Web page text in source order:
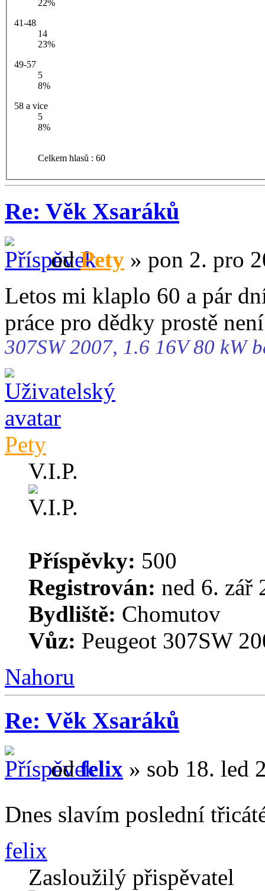
22%
41-48
14
23%
49-57
5
8%
58 a vice
5
8%
Celkem hlasů : 60
Re: Věk Xsaráků
odPety » pon 2. pro
Letos mi klaplo 60 a pár
práce pro dědky prostě
307SW 2007, 1.6 16V 80 kW
Pety
V.I.P.
Příspěvky: 500
Registrován: ned 6. zář
Bydliště: Chomutov
Vůz: Peugeot 307SW
Nahoru
Re: Věk Xsaráků
odfelix » sob 18. led
Dnes slavím poslední
felix
Zasloužilý přispěvatel